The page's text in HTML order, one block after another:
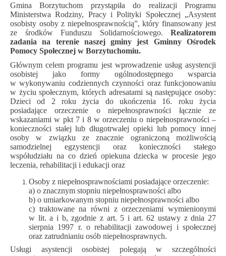
Gmina Borzytuchom przystąpiła do realizacji Programu
Ministerstwa Rodziny, Pracy i Polityki Społecznej „Asystent
osobisty osoby z niepełnosprawnością”, który finansowany jest
ze środków Funduszu Solidarnościowego. Realizatorem
zadania na terenie naszej gminy jest Gminny Ośrodek
Pomocy Społecznej w Borzytuchomiu.
Głównym celem programu jest wprowadzenie usług asystencji
osobistej jako formy ogólnodostępnego wsparcia
w wykonywaniu codziennych czynności oraz funkcjonowaniu
w życiu społecznym, których adresatami są następujące osoby:
Dzieci od 2 roku życia do ukończenia 16. roku życia
posiadające orzeczenie o niepełnosprawności łącznie ze
wskazaniami w pkt 7 i 8 w orzeczeniu o niepełnosprawności –
konieczności stałej lub długotrwałej opieki lub pomocy innej
osoby w związku ze znacznie ograniczoną możliwością
samodzielnej egzystencji oraz konieczności stałego
współudziału na co dzień opiekuna dziecka w procesie jego
leczenia, rehabilitacji i edukacji oraz
Osoby z niepełnosprawnościami posiadające orzeczenie:
a) o znacznym stopniu niepełnosprawności albo
b) o umiarkowanym stopniu niepełnosprawności albo
c) traktowane na równi z orzeczeniami wymienionymi
w lit. a i b, zgodnie z art. 5 i art. 62 ustawy z dnia 27
sierpnia 1997 r. o rehabilitacji zawodowej i społecznej
oraz zatrudnianiu osób niepełnosprawnych.
Usługi asystencji osobistej polegają w szczególności